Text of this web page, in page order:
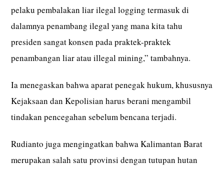
pelaku pembalakan liar ilegal logging termasuk di
dalamnya penambang ilegal yang mana kita tahu
presiden sangat konsen pada praktek-praktek
penambangan liar atau illegal mining,” tambahnya.
Ia menegaskan bahwa aparat penegak hukum, khususnya
Kejaksaan dan Kepolisian harus berani mengambil
tindakan pencegahan sebelum bencana terjadi.
Rudianto juga mengingatkan bahwa Kalimantan Barat
merupakan salah satu provinsi dengan tutupan hutan